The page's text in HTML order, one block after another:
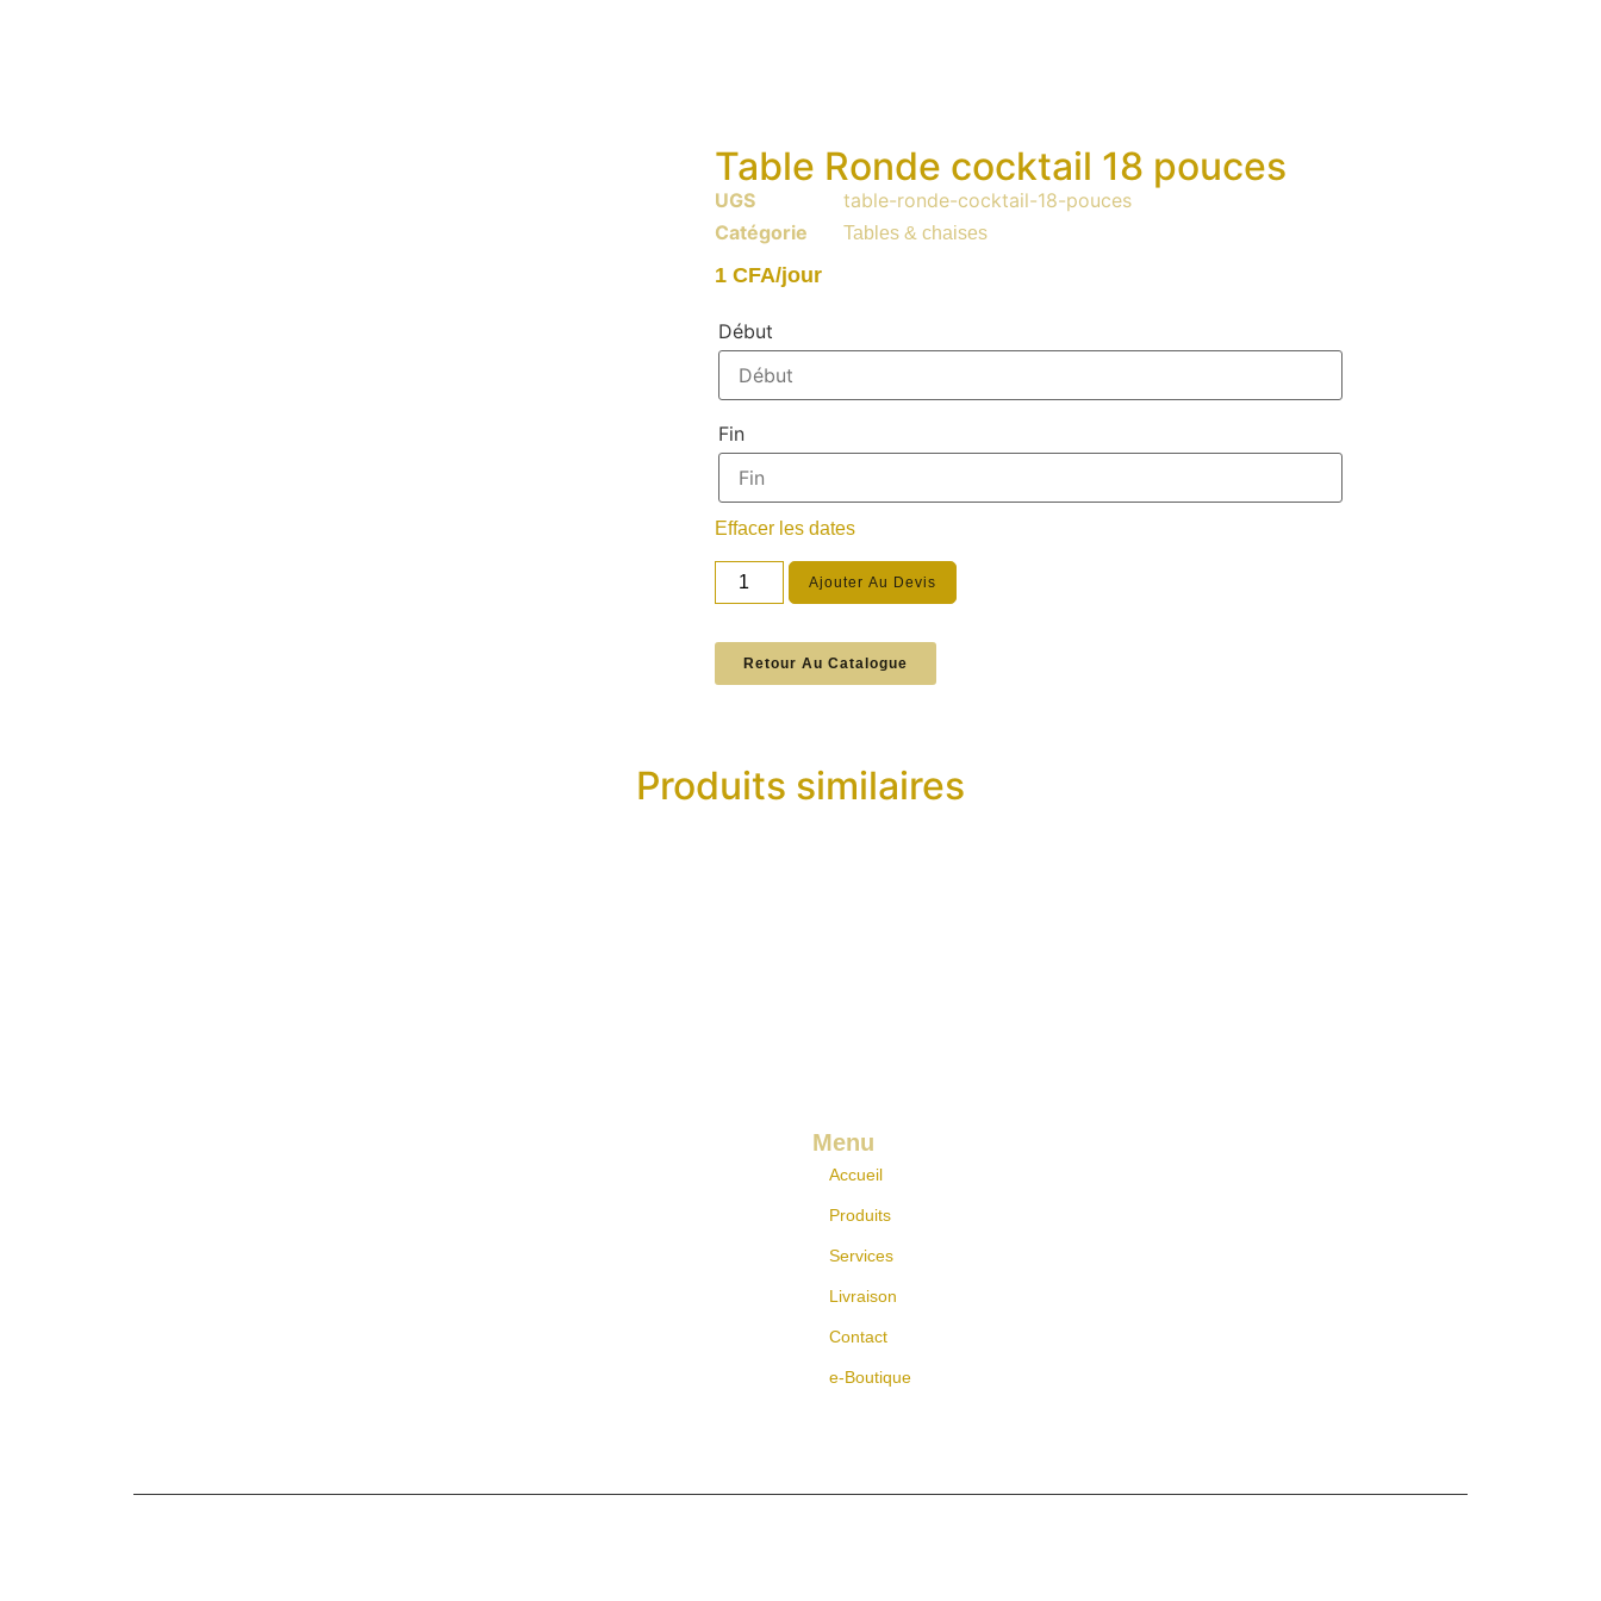
Table Ronde cocktail 18 pouces
UGS
table-ronde-cocktail-18-pouces
Catégorie
Tables & chaises
1CFA/jour
Début
Fin
Effacer les dates
Ajouter Au Devis
Retour Au Catalogue
Produits similaires
Menu
Accueil
Produits
Services
Livraison
Contact
e-Boutique